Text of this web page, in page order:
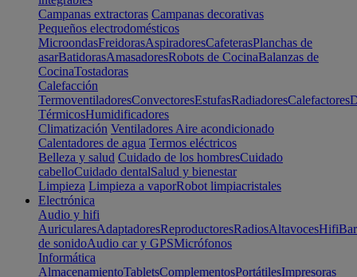
Campanas extractoras Campanas decorativas
Pequeños electrodomésticos
MicroondasFreidorasAspiradoresCafeterasPlanchas de
asarBatidorasAmasadoresRobots de CocinaBalanzas de
CocinaTostadoras
Calefacción
TermoventiladoresConvectoresEstufasRadiadoresCalefactores
TérmicosHumidificadores
Climatización Ventiladores Aire acondicionado
Calentadores de agua Termos eléctricos
Belleza y salud Cuidado de los hombresCuidado
cabelloCuidado dentalSalud y bienestar
Limpieza Limpieza a vaporRobot limpiacristales
Electrónica
Audio y hifi
AuricularesAdaptadoresReproductoresRadiosAltavocesHifi
de sonidoAudio car y GPSMicrófonos
Informática
AlmacenamientoTabletsComplementosPortátilesImpresoras